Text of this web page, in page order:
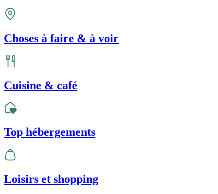
Choses à faire & à voir
Cuisine & café
Top hébergements
Loisirs et shopping